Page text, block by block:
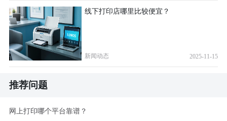
线下打印店哪里比较便宜？
新闻动态 2025-11-15
推荐问题
网上打印哪个平台靠谱？